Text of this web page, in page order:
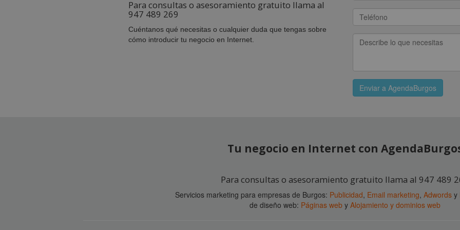
Para consultas o asesoramiento gratuito llama al
947 489 269
Cuéntanos qué necesitas o cualquier duda que tengas sobre
cómo introducir tu negocio en Internet.
Enviar a AgendaBurgos
Tu negocio en Internet con
Para consultas o asesoramiento gratuito llama al 947 489
Servicios marketing para empresas de Burgos: Publicidad, Email marketing, Adwords y
de diseño web: Páginas web y Alojamiento y dominios web